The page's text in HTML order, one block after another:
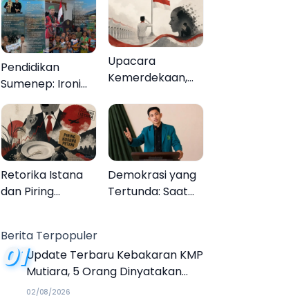
dan Jeddah
Lebih Jelas
Pendidikan
Sumenep: Ironi
13.095 Anak Tidak
Sekolah
Menyaksikan
Semarak Festival
Kalender Event
2026
Upacara
Kemerdekaan,
Melupakan
Retorika Istana
dan Piring
Demokrasi yang
Tertunda: Saat
Berita Terpopuler
01Update Terbaru Kebakaran KMP
Mutiara, 5 Orang Dinyatakan
Tewas
02/08/2026